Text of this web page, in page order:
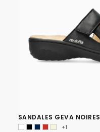
SANDALES GEVA NOIRES
+1